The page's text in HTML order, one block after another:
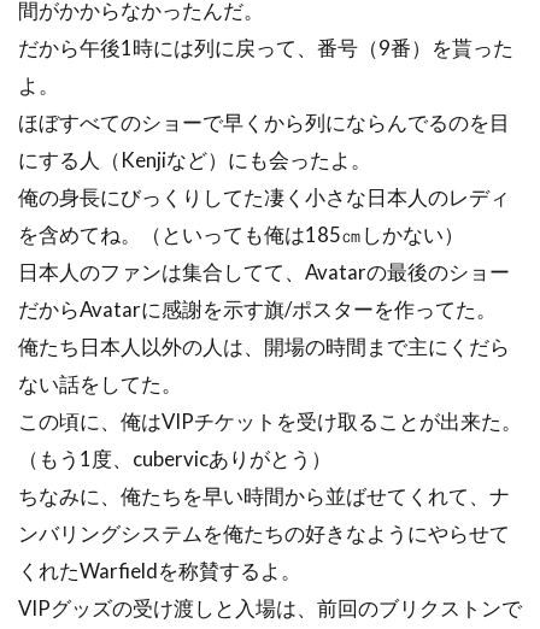
間がかからなかったんだ。
だから午後1時には列に戻って、番号（9番）を貰った
よ。
ほぼすべてのショーで早くから列にならんでるのを目
にする人（Kenjiなど）にも会ったよ。
俺の身長にびっくりしてた凄く小さな日本人のレディ
を含めてね。（といっても俺は185㎝しかない）
日本人のファンは集合してて、Avatarの最後のショー
だからAvatarに感謝を示す旗/ポスターを作ってた。
俺たち日本人以外の人は、開場の時間まで主にくだら
ない話をしてた。
この頃に、俺はVIPチケットを受け取ることが出来た。
（もう1度、cubervicありがとう）
ちなみに、俺たちを早い時間から並ばせてくれて、ナ
ンバリングシステムを俺たちの好きなようにやらせて
くれたWarfieldを称賛するよ。
VIPグッズの受け渡しと入場は、前回のブリクストンで